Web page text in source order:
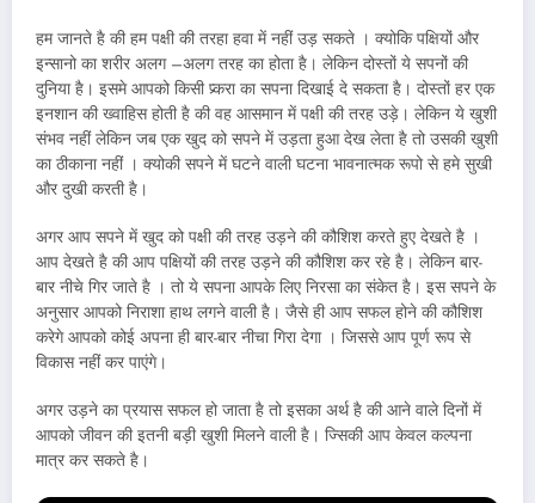
हम जानते है की हम पक्षी की तरहा हवा में नहीं उड़ सकते । क्योकि पक्षियों और
इन्सानो का शरीर अलग –अलग तरह का होता है। लेकिन दोस्तों ये सपनों की
दुनिया है। इसमे आपको किसी प्र्करा का सपना दिखाई दे सकता है। दोस्तों हर एक
इनशान की ख्वाहिस होती है की वह आसमान में पक्षी की तरह उड़े। लेकिन ये खुशी
संभव नहीं लेकिन जब एक खुद को सपने में उड़ता हुआ देख लेता है तो उसकी खुशी
का ठीकाना नहीं । क्योकी सपने में घटने वाली घटना भावनात्मक रूपो से हमे सुखी
और दुखी करती है।
अगर आप सपने में खुद को पक्षी की तरह उड़ने की कौशिश करते हुए देखते है ।
आप देखते है की आप पक्षियों की तरह उड़ने की कौशिश कर रहे है। लेकिन बार-
बार नीचे गिर जाते है । तो ये सपना आपके लिए निरसा का संकेत है। इस सपने के
अनुसार आपको निराशा हाथ लगने वाली है। जैसे ही आप सफल होने की कौशिश
करेगे आपको कोई अपना ही बार-बार नीचा गिरा देगा । जिससे आप पूर्ण रूप से
विकास नहीं कर पाएंगे।
अगर उड़ने का प्रयास सफल हो जाता है तो इसका अर्थ है की आने वाले दिनों में
आपको जीवन की इतनी बड़ी खुशी मिलने वाली है। ज्सिकी आप केवल कल्पना
मात्र कर सकते है।